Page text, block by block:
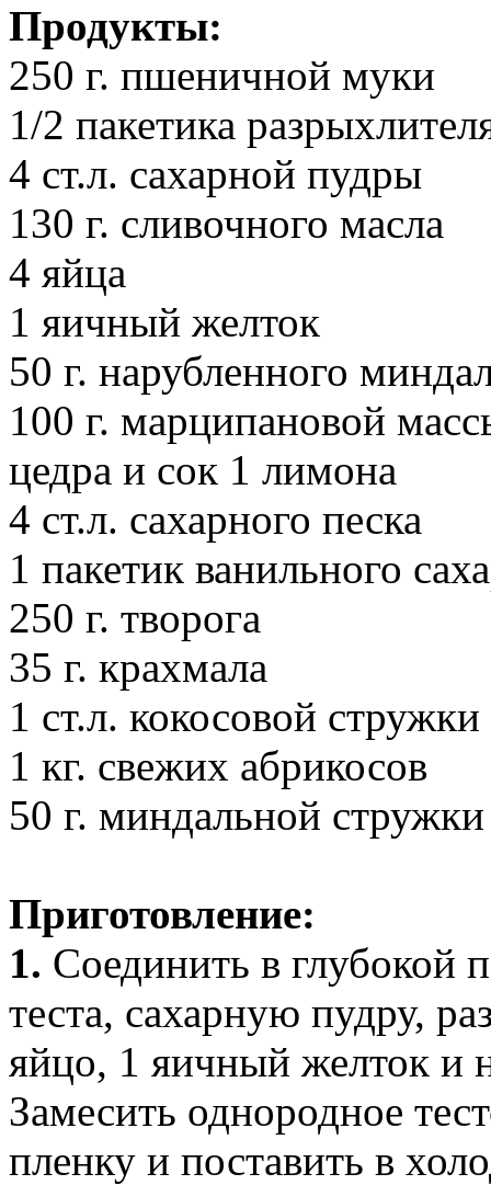
Продукты:
250 г. пшеничной муки
1/2 пакетика
4 ст.л. сахарной пудры
130 г. сливочного масла
4 яйца
1 яичный желток
50 г. нарубленного
100 г. марципановой
цедра и сок 1 лимона
4 ст.л. сахарного песка
1 пакетик ванильного
250 г. творога
35 г. крахмала
1 ст.л. кокосовой стружки
1 кг. свежих абрикосов
50 г. миндальной стружки
Приготовление:
1. Соединить в глубокой
теста, сахарную пудру,
яйцо, 1 яичный желток и
Замесить однородное
пленку и поставить в